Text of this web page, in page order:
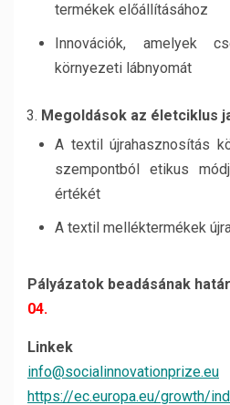
termékek előállításához
Innovációk, amelyek
környezeti lábnyomát
Megoldások az életciklus
A textil újrahasznosítás
szempontból etikus
értékét
A textil melléktermékek
Pályázatok beadásának
04.
Linkek
info@socialinnovationprize.eu
https://ec.europa.eu/growth/